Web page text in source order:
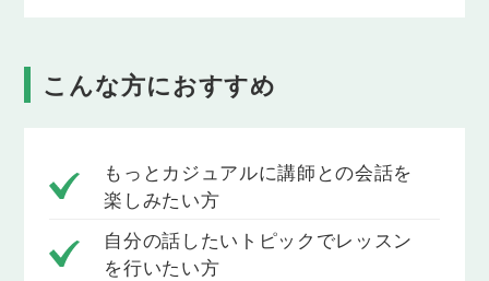
好きな音楽、ぜひ聴いてほしい音楽
このレッスンは、講師との自由な会話が目的です。
Topic 4
本やマンガは読む？読まない？
このレッスンは、講師との自由な会話が目的です。
上記のトピックはあくまで一例ですので、自由に会
こんな方におすすめ
もっとカジュアルに講師との会話を
楽しみたい方
自分の話したいトピックでレッスン
を行いたい方